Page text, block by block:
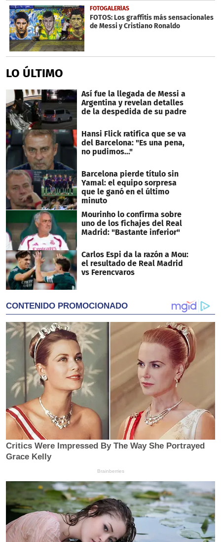
FOTOGALERÍAS
FOTOS: Los graffitis más sensacionales
de Messi y Cristiano Ronaldo
LO ÚLTIMO
Así fue la llegada de Messi a
Argentina y revelan detalles
de la despedida de su padre
Hansi Flick ratifica que se va
del Barcelona: "Es una pena,
no pudimos..."
Barcelona pierde título sin
Yamal: el equipo sorpresa
que le ganó en el último
minuto
Mourinho lo confirma sobre
uno de los fichajes del Real
Madrid: "Bastante inferior"
Carlos Espi da la razón a Mou:
el resultado de Real Madrid
vs Ferencvaros